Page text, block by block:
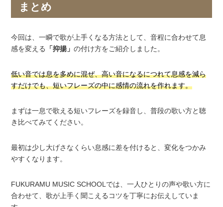
まとめ
今回は、一瞬で歌が上手くなる方法として、音程に合わせて息
感を変える
「抑揚」の付け方をご紹介しました。
低い音では息を多めに混ぜ、高い音になるにつれて息感を減ら
すだけでも、短いフレーズの中に感情の流れを作れます。
まずは一息で歌える短いフレーズを録音し、普段の歌い方と聴
き比べてみてください。
最初は少し大げさなくらい息感に差を付けると、変化をつかみ
やすくなります。
FUKURAMU MUSIC SCHOOLでは、一人ひとりの声や歌い方に
合わせて、歌が上手く聞こえるコツを丁寧にお伝えしていま